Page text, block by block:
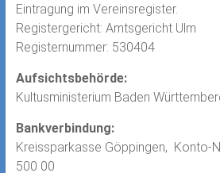
Eintragung im Vereinsregister.
Registergericht: Amtsgericht Ulm
Registernummer: 530404
Aufsichtsbehörde:
Kultusministerium Baden
Bankverbindung:
Kreissparkasse Göppingen, Konto-
500 00